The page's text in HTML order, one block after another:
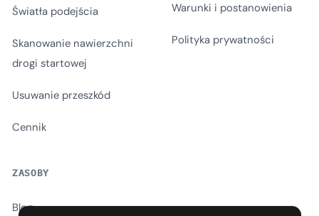
Światła podejścia
Skanowanie nawierzchni
drogi startowej
Usuwanie przeszkód
Cennik
ZASOBY
Blog
Warunki i postanowienia
Polityka prywatności